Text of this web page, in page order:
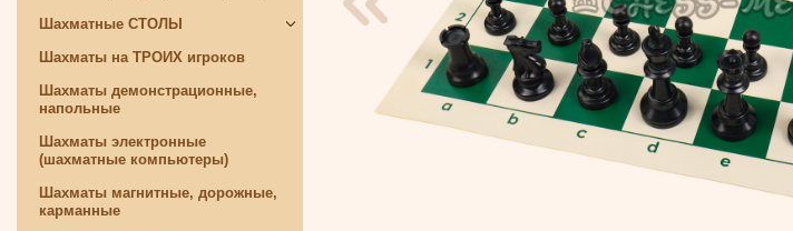
Шахматные СТОЛЫ
Шахматы на ТРОИХ игроков
Шахматы демонстрационные,
напольные
Шахматы электронные
(шахматные компьютеры)
Шахматы магнитные, дорожные,
карманные